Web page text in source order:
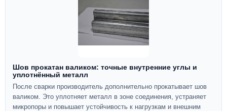
Шов прокатан валиком: точные внутренние углы и
уплотнённый металл
После сварки производитель дополнительно прокатывает шов
валиком. Это уплотняет металл в зоне соединения, устраняет
микропоры и повышает устойчивость к нагрузкам и внешним